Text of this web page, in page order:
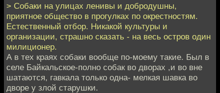
> Собаки на улицах ленивы и добродушны,
приятное общество в прогулках по окрестностям.
Естественный отбор. Никакой культуры и
организации, страшно сказать - на весь остров один
милиционер.
А в тех краях собаки вообще по-моему такие. Был в
селе Байкальское-полно собак во дворах ,и во вне
шатаются, гавкала только одна- мелкая шавка во
дворе у злой старушки.